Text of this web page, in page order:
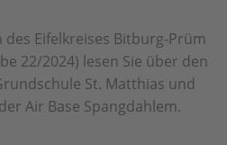
Eifelkreises Bitburg-Prüm
22/2024) lesen Sie über den
St. Matthias und
Air Base Spangdahlem.